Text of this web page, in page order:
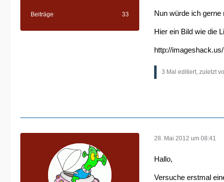
Beiträge 33 Nun würde ich
Hier ein Bild wie die
http://
3 Mal editiert, zuletzt
28. Mai 2012 um 08:41
Hallo,
Versuche erstmal